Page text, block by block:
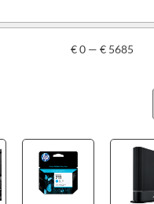
USB
acessórios de informática
€0 — € 5685